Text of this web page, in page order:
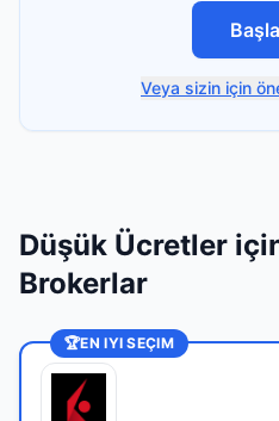
Veya sizin için
Düşük Ücretler
Brokerlar
🏆EN IYI SEÇIM